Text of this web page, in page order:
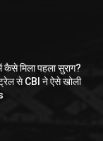
कैसे मिला पहला सुराग?
से CBI ने ऐसे खोली